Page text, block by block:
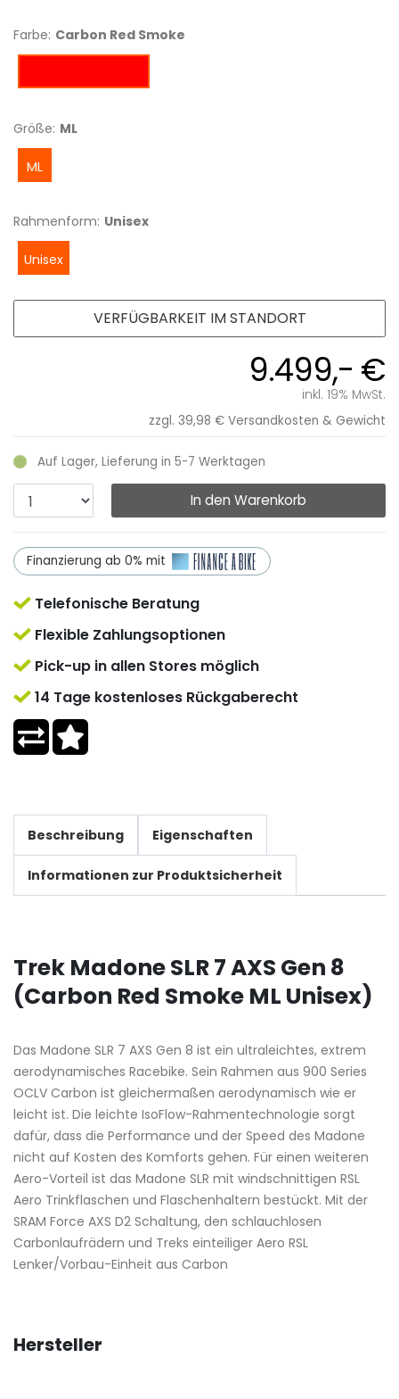
Farbe: Carbon Red Smoke
Größe: ML
ML
Rahmenform: Unisex
Unisex
9.499,- €
inkl. 19% MwSt.
zzgl. 39,98 € Versandkosten & Gewicht
Auf Lager, Lieferung in 5-7 Werktagen
In den Warenkorb
VERFÜGBARKEIT IM STANDORT
Finanzierung ab 0% mit
Telefonische Beratung
Flexible Zahlungsoptionen
Pick-up in allen Stores möglich
14 Tage kostenloses Rückgaberecht
Beschreibung Eigenschaften
Informationen zur Produktsicherheit
Trek Madone SLR 7 AXS Gen 8
(Carbon Red Smoke ML Unisex)
Das Madone SLR 7 AXS Gen 8 ist ein ultraleichtes, extrem
aerodynamisches Racebike. Sein Rahmen aus 900 Series
OCLV Carbon ist gleichermaßen aerodynamisch wie er
leicht ist. Die leichte IsoFlow-Rahmentechnologie sorgt
dafür, dass die Performance und der Speed des Madone
nicht auf Kosten des Komforts gehen. Für einen weiteren
Aero-Vorteil ist das Madone SLR mit windschnittigen RSL
Aero Trinkflaschen und Flaschenhaltern bestückt. Mit der
SRAM Force AXS D2 Schaltung, den schlauchlosen
Carbonlaufrädern und Treks einteiliger Aero RSL
Lenker/Vorbau-Einheit aus Carbon
Hersteller